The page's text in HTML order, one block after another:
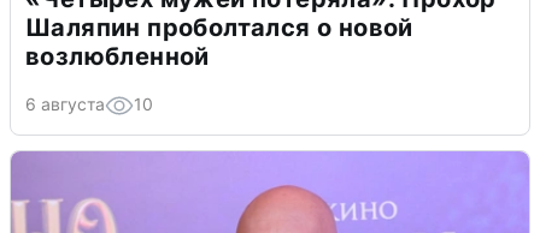
Шаляпин проболтался о новой
возлюбленной
6 августа 10